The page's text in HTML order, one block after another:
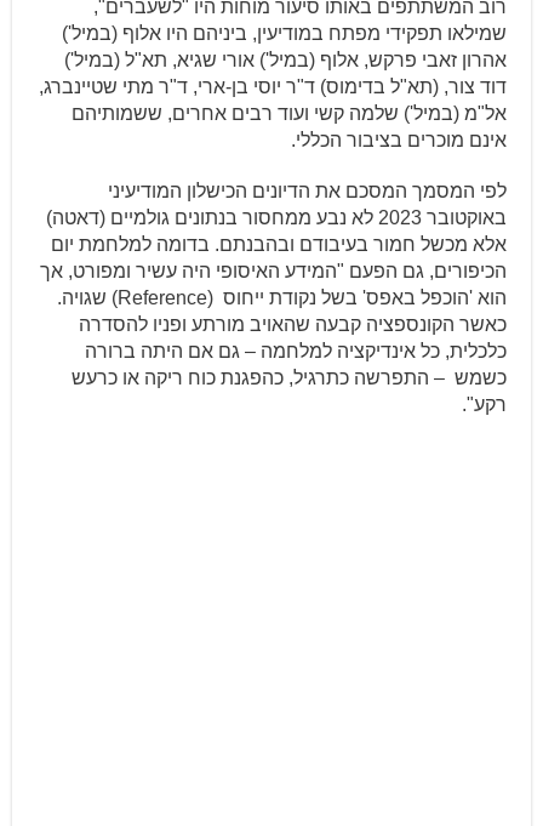
רוב המשתתפים באותו סיעור מוחות היו "לשעברים",
שמילאו תפקידי מפתח במודיעין, ביניהם היו אלוף (במיל')
אהרון זאבי פרקש, אלוף (במיל') אורי שגיא, תא"ל (במיל')
דוד צור, (תא"ל בדימוס) ד"ר יוסי בן-ארי, ד"ר מתי שטיינברג,
אל"מ (במיל') שלמה קשי ועוד רבים אחרים, ששמותיהם
אינם מוכרים בציבור הכללי.
לפי המסמך המסכם את הדיונים הכישלון המודיעיני
באוקטובר 2023 לא נבע ממחסור בנתונים גולמיים (דאטה)
אלא מכשל חמור בעיבודם ובהבנתם. בדומה למלחמת יום
הכיפורים, גם הפעם "המידע האיסופי היה עשיר ומפורט, אך
הוא 'הוכפל באפס' בשל נקודת ייחוס (Reference) שגויה.
כאשר הקונספציה קבעה שהאויב מורתע ופניו להסדרה
כלכלית, כל אינדיקציה למלחמה – גם אם היתה ברורה
כשמש – התפרשה כתרגיל, כהפגנת כוח ריקה או כרעש
רקע".